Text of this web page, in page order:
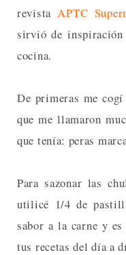
revista APTC
sirvió de inspiración
cocina.
De primeras me cogí
que me llamaron
que tenía: peras
Para sazonar las
utilicé 1/4 de
sabor a la carne y
tus recetas del día a